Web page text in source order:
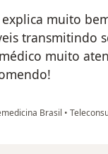
muito
transmitindo
muito
Brasil •